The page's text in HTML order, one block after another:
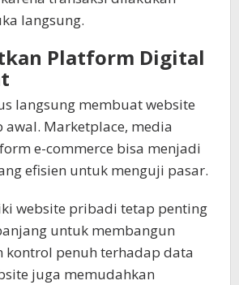
langsung.
Platform Digital
langsung membuat website
Marketplace, media
e-commerce bisa menjadi
efisien untuk menguji pasar.
website pribadi tetap penting
untuk membangun
kontrol penuh terhadap data
juga memudahkan